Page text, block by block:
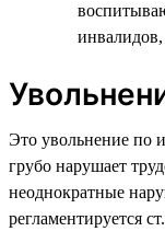
Это увольнение по
грубо нарушает
неоднократные
регламентируется